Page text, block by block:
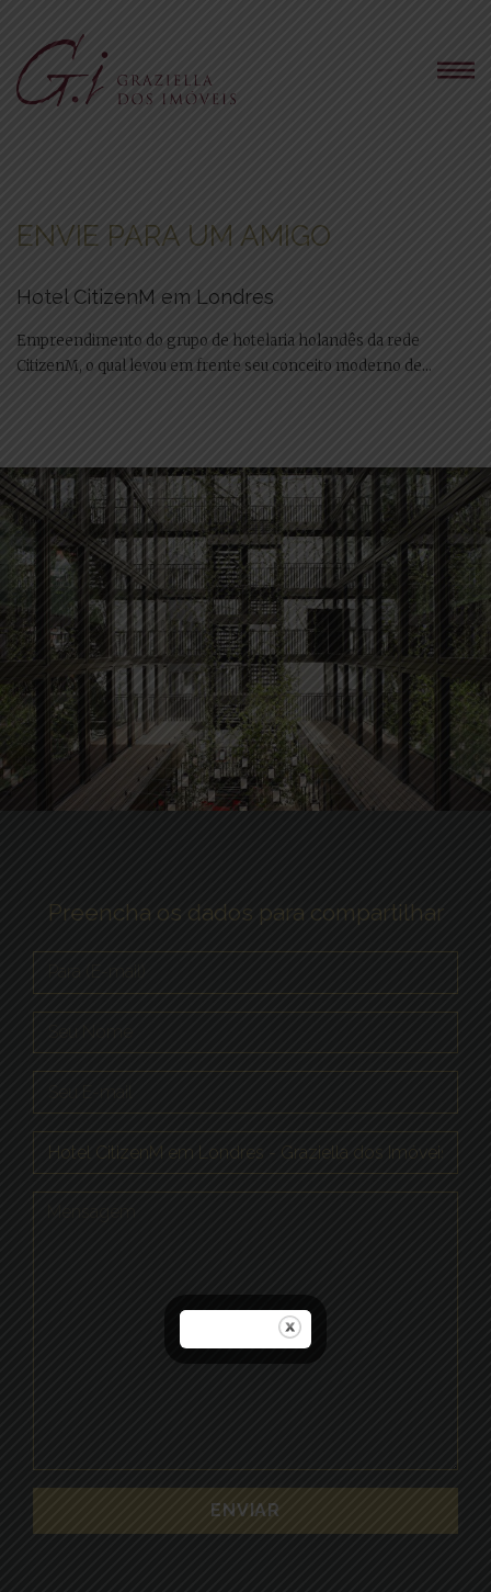
ENVIE PARA UM AMIGO
Hotel CitizenM em Londres
Empreendimento do grupo de hotelaria holandês da rede
CitizenM, o qual levou em frente seu conceito moderno de...
Preencha os dados para compartilhar